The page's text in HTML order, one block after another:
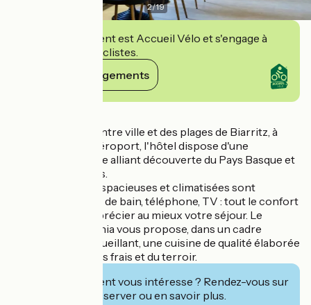
2/19
Cet établissement est Accueil Vélo et s'engage à
accueillir des cyclistes.
Voir ses engagements
Situé à 3 km du centre ville et des plages de Biarritz, à
200 mètres de l'aéroport, l'hôtel dispose d'une
implantation idéale alliant découverte du Pays Basque et
tourisme d'affaires.
Les 75 chambres spacieuses et climatisées sont
équipées de salles de bain, téléphone, TV : tout le confort
souhaité pour apprécier au mieux votre séjour. Le
restaurant Apolonia vous propose, dans un cadre
chaleureux et accueillant, une cuisine de qualité élaborée
à partir de produits frais et du terroir.
Cet établissement vous intéresse ? Rendez-vous sur
leur site pour réserver ou en savoir plus.